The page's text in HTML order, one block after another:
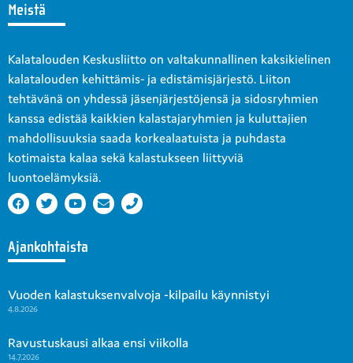
Meistä
Kalatalouden Keskusliitto on valtakunnallinen kaksikielinen
kalatalouden kehittämis- ja edistämisjärjestö. Liiton
tehtävänä on yhdessä jäsenjärjestöjensä ja sidosryhmien
kanssa edistää kaikkien kalastajaryhmien ja kuluttajien
mahdollisuuksia saada korkealaatuista ja puhdasta
kotimaista kalaa sekä kalastukseen liittyviä
luontoelämyksiä.
Ajankohtaista
Vuoden kalastuksenvalvoja -kilpailu käynnistyi
4.8.2026
Ravustuskausi alkaa ensi viikolla
14.7.2026